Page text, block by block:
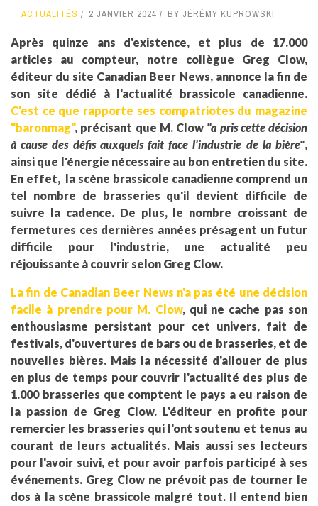
ACTUALITÉS 2 JANVIER 2024 BY JÉRÉMY KUPROWSKI
Après quinze ans d'existence, et plus de 17.000
articles au compteur, notre collègue Greg Clow,
éditeur du site Canadian Beer News, annonce la fin de
son site dédié à l'actualité brassicole canadienne.
C'est ce que rapporte ses compatriotes du magazine
"baronmag", précisant que M. Clow "a pris cette décision
à cause des défis auxquels fait face l’industrie de la bière",
ainsi que l'énergie nécessaire au bon entretien du site.
En effet, la scène brassicole canadienne comprend un
tel nombre de brasseries qu'il devient difficile de
suivre la cadence. De plus, le nombre croissant de
fermetures ces dernières années présagent un futur
difficile pour l'industrie, une actualité peu
réjouissante à couvrir selon Greg Clow.
La fin de Canadian Beer News n'a pas été une décision
facile à prendre pour M. Clow, qui ne cache pas son
enthousiasme persistant pour cet univers, fait de
festivals, d'ouvertures de bars ou de brasseries, et de
nouvelles bières. Mais la nécessité d'allouer de plus
en plus de temps pour couvrir l'actualité des plus de
1.000 brasseries que comptent le pays a eu raison de
la passion de Greg Clow. L'éditeur en profite pour
remercier les brasseries qui l'ont soutenu et tenus au
courant de leurs actualités. Mais aussi ses lecteurs
pour l'avoir suivi, et pour avoir parfois participé à ses
événements. Greg Clow ne prévoit pas de tourner le
dos à la scène brassicole malgré tout. Il entend bien